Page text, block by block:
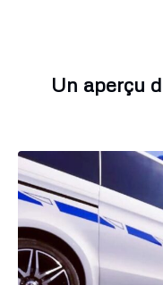
Un aperçu